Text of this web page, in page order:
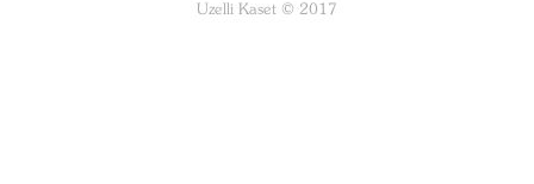
Uzelli Kaset © 2017